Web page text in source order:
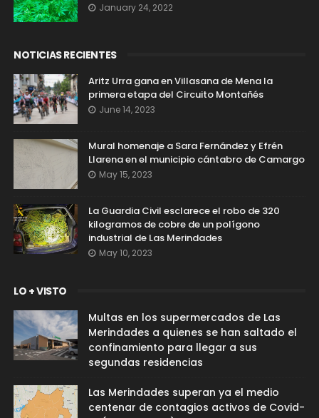
January 24, 2022
NOTICIAS RECIENTES
Aritz Urra gana en Villasana de Mena la
primera etapa del Circuito Montañés
June 14, 2023
Mural homenaje a Sara Fernández y Efrén
Llarena en el municipio cántabro de Camargo
May 15, 2023
La Guardia Civil esclarece el robo de 320
kilogramos de cobre de un polígono
industrial de Las Merindades
May 10, 2023
LO + VISTO
Multas en los supermercados de Las
Merindades a quienes se han saltado el
confinamiento para llegar a sus
segundas residencias
Las Merindades superan ya el medio
centenar de contagios activos de Covid-